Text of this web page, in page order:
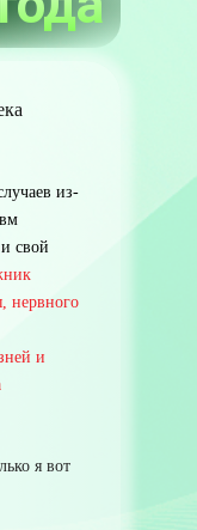
из-
свой
нервного
и
я вот